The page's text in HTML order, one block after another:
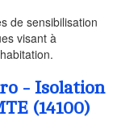
de sensibilisation
visant à
- Isolation
(14100)